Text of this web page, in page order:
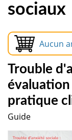
sociaux
Aucun
Trouble
pratique
Guide